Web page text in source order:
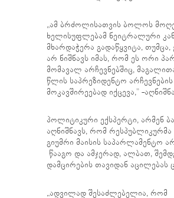
„ამ ბრძოლისათვის ბოლოს
ხელისუფლებამ ნეიტრალური
მხარდაჭერა გადაწყვიტა, თუმცა,
არ ნიშნავს იმას, რომ ეს ორი
მომავალ არჩევნებშიც,
წლის საპრეზიდენტო
მოკავშირეებად იქცევა,” -
პოლიტიკური ექსპერტი, არმენ
აღნიშნავს, რომ რესპუბლიკურმა
გიუმრი მაისის საპარლამენტო
წააგო და ამჯერად, ალბათ,
დამცირების თავიდან აცილებას
„ადვილად შესაძლებელია, რომ